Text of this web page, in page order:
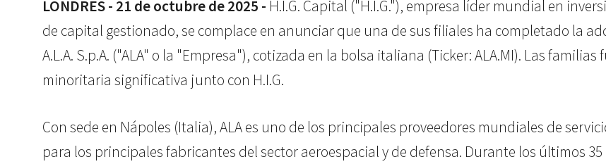
LONDRES - 21 de octubre de 2025 - H.I.G. Capital ("H.I.G."), empresa líder mundial en
de capital gestionado, se complace en anunciar que una de sus filiales ha completado la
A.L.A. S.p.A. ("ALA" o la "Empresa"), cotizada en la bolsa italiana (Ticker: ALA.MI). Las
minoritaria significativa junto con H.I.G.
Con sede en Nápoles (Italia), ALA es uno de los principales proveedores mundiales de
para los principales fabricantes del sector aeroespacial y de defensa. Durante los últimos